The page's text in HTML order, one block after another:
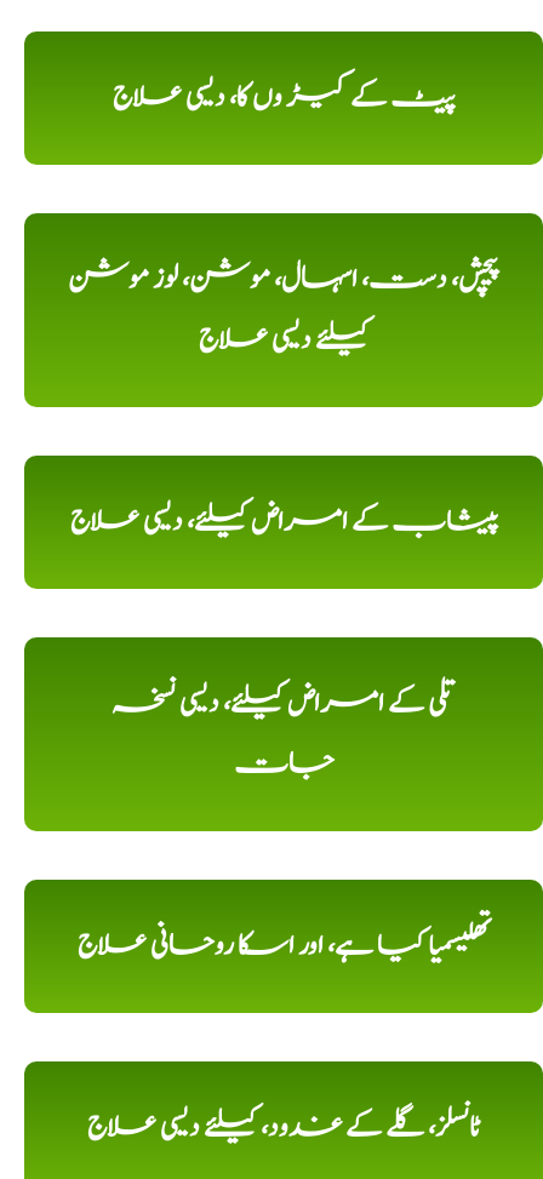
پیٹ کے کیڑ وں کا، دیسی علاج
پیچش، دست، اسہال، موشن، لوز موشن
کیلئے دیسی علاج
پیشاب کے امراض کیلئے، دیسی علاج
تلی کے امراض کیلئے، دیسی نسخہ
جات
تھلیسمیا کیا ہے، اور اسکا روحانی علاج
ٹانسلز، گلے کے غدود، کیلئے دیسی علاج